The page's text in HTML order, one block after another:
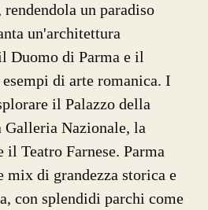
un paradiso
un'architettura
Duomo di Parma e il
di arte romanica. I
il Palazzo della
Nazionale, la
Teatro Farnese. Parma
mix di grandezza storica e
con splendidi parchi come